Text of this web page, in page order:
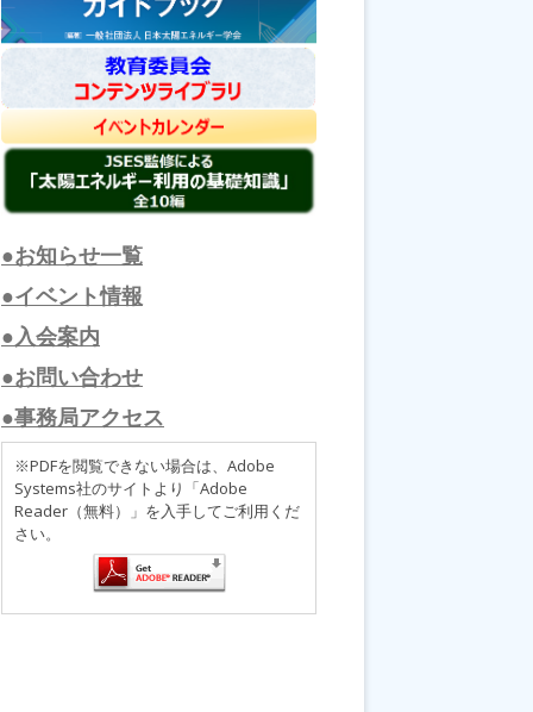
●お知らせ一覧
●イベント情報
●入会案内
●お問い合わせ
●事務局アクセス
※PDFを閲覧できない場合は、Adobe
Systems社のサイトより「Adobe
Reader（無料）」を入手してご利用くだ
さい。